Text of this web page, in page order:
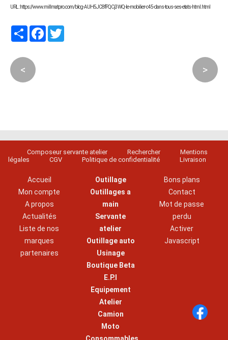
URL : https://www.millmatpro.com/blog-AUH5JC8fPQCj3WQ-le-mobilier-c45-dans-tous-ses-etats-html.html
PartagerFacebook
< >
Composeur servante atelier Rechercher
Mentions
légales
CGV Politique de confidentialité Livraison
Accueil
Mon compte
A propos
Actualités
Liste de nos
marques
partenaires
Outillage
Outillages a
main
Servante
atelier
Outillage auto
Usinage
Boutique Beta
E.P.I
Equipement
Atelier
Camion
Moto
Bons plans
Contact
Mot de passe
perdu
Activer
Javascript